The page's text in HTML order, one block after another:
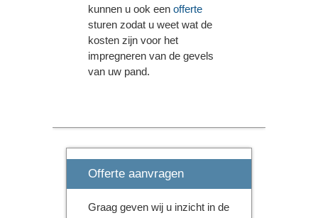
kunnen u ook een offerte
sturen zodat u weet wat de
kosten zijn voor het
impregneren van de gevels
van uw pand.
Offerte aanvragen
Graag geven wij u inzicht in de